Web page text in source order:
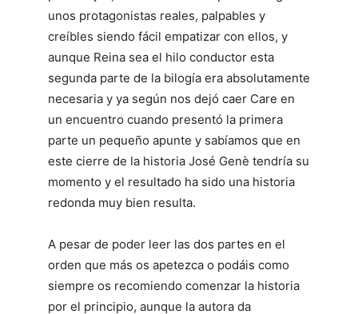
unos protagonistas reales, palpables y
creíbles siendo fácil empatizar con ellos, y
aunque Reina sea el hilo conductor esta
segunda parte de la bilogía era absolutamente
necesaria y ya según nos dejó caer Care en
un encuentro cuando presentó la primera
parte un pequeño apunte y sabíamos que en
este cierre de la historia José Genè tendría su
momento y el resultado ha sido una historia
redonda muy bien resulta.
A pesar de poder leer las dos partes en el
orden que más os apetezca o podáis como
siempre os recomiendo comenzar la historia
por el principio, aunque la autora da